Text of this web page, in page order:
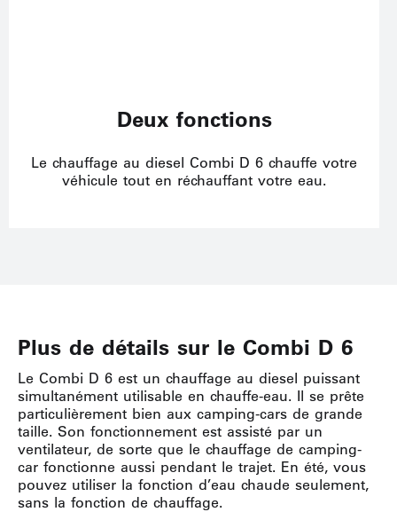
Deux fonctions
Le chauffage au diesel Combi D 6 chauffe votre
véhicule tout en réchauffant votre eau.
Plus de détails sur le Combi D 6
Le Combi D 6 est un chauffage au diesel puissant
simultanément utilisable en chauffe-eau. Il se prête
particulièrement bien aux camping-cars de grande
taille. Son fonctionnement est assisté par un
ventilateur, de sorte que le chauffage de camping-
car fonctionne aussi pendant le trajet. En été, vous
pouvez utiliser la fonction d’eau chaude seulement,
sans la fonction de chauffage.